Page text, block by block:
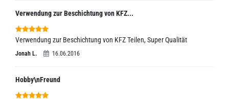
Verwendung zur Beschichtung von KFZ...
Verwendung zur Beschichtung von KFZ Teilen, Super Qualität
Jonah L. 16.06.2016
Hobby\nFreund